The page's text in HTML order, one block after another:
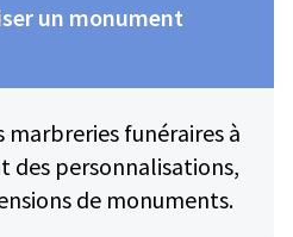
un monument
marbreries funéraires à
des personnalisations,
de monuments.